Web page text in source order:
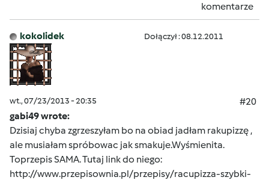
komentarze
kokolidek Dołączył : 08.12.2011
wt., 07/23/2013 - 20:35
#20
gabi49 wrote:
Dzisiaj chyba zgrzeszyłam bo na obiad jadłam rakupizzę ,
ale musiałam spróbowac jak smakuje.Wyśmienita.
Toprzepis SAMA. Tutaj link do niego:
http://www.przepisownia.pl/przepisy/racupizza-szybki-